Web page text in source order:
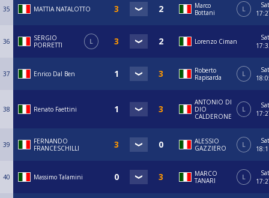
35 MATTIA NATALOTTO
Marco
Bottani
L
Sat
36
SERGIO
PORRETTI
L Lorenzo Ciman
Sat
37 Enrico Dal Ben
Roberto
Rapisarda
L
Sat
38 Renato Faettini
ANTONIO DI
DIO
CALDERONE
L
Sat
39
FERNANDO
FRANCESCHILLI
ALESSIO
GAZZIERO
L
Sat
40 Massimo Talamini
MARCO
TANARI
L
Sat